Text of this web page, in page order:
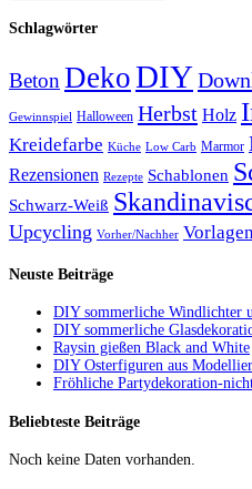
Schlagwörter
Beton DekoDIY
Gewinnspiel Halloween Herbst Holz
Kreidefarbe Küche Low Carb Marmor
Rezensionen Rezepte Schablonen
Schwarz-Weiß
Upcycling Vorher/Nachher
Neuste Beiträge
DIY sommerliche Windlichter
DIY sommerliche
Raysin gießen Black and White
DIY Osterfiguren aus
Fröhliche Partydekoration-
Beliebteste Beiträge
Noch keine Daten vorhanden.